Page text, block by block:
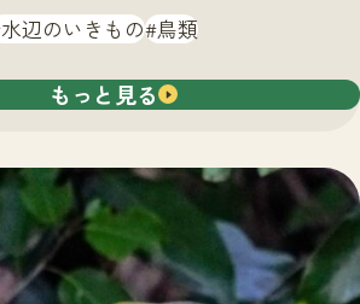
水辺のいきもの 鳥類
もっと見る